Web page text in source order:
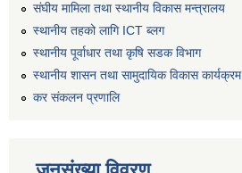
संघीय मामिला तथा स्थानीय विकास मन्त्रालय
स्थानीय तहको लागि ICT ब्लग
स्थानीय पूर्वाधार तथा कृषि सडक विभाग
स्थानीय शासन तथा सामुदायिक विकास कार्यक्रम
कर स‌ंकलन प्रणालि